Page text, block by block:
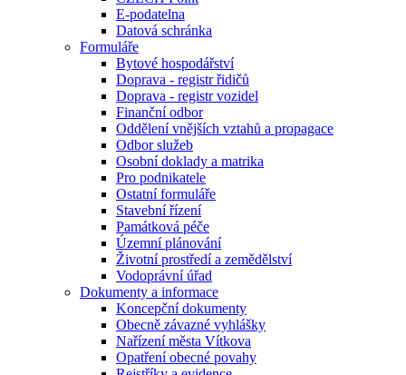
E-podatelna
Datová schránka
Formuláře
Bytové hospodářství
Doprava - registr řidičů
Doprava - registr vozidel
Finanční odbor
Oddělení vnějších vztahů a propagace
Odbor služeb
Osobní doklady a matrika
Pro podnikatele
Ostatní formuláře
Stavební řízení
Památková péče
Územní plánování
Životní prostředí a zemědělství
Vodoprávní úřad
Dokumenty a informace
Koncepční dokumenty
Obecně závazné vyhlášky
Nařízení města Vítkova
Opatření obecné povahy